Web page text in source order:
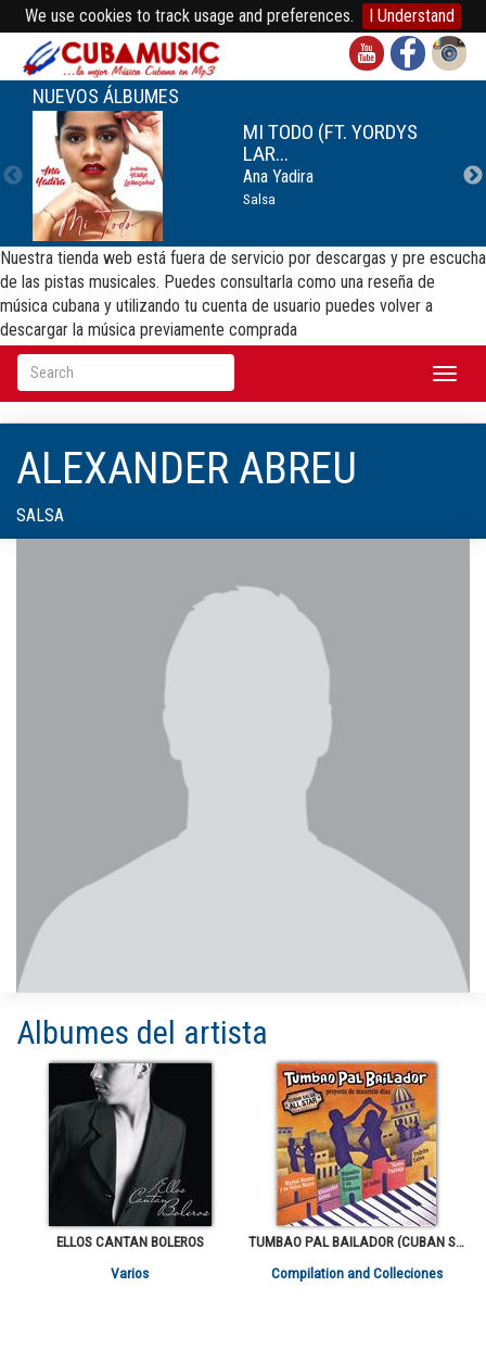
We use cookies to track usage and preferences. I Understand
NUEVOS ÁLBUMES
MI TODO (FT. YORDYS
LAR...
Ana Yadira
Salsa
Nuestra tienda web está fuera de servicio por descargas y pre escucha
de las pistas musicales. Puedes consultarla como una reseña de
música cubana y utilizando tu cuenta de usuario puedes volver a
descargar la música previamente comprada
ALEXANDER ABREU
SALSA
Albumes del artista
ELLOS CANTAN BOLEROS
Varios
TUMBAO PAL BAILADOR (CUBAN SALSA ALL STARS)
Compilation and Colleciones